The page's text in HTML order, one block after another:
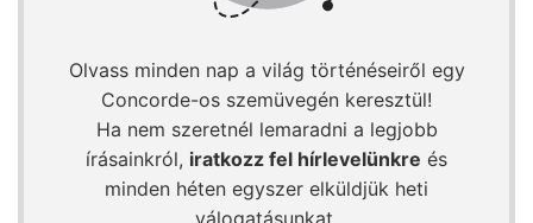
Olvass minden nap a világ történéseiről egy
Concorde-os szemüvegén keresztül!
Ha nem szeretnél lemaradni a legjobb
írásainkról, iratkozz fel hírlevelünkre és
minden héten egyszer elküldjük heti
válogatásunkat.